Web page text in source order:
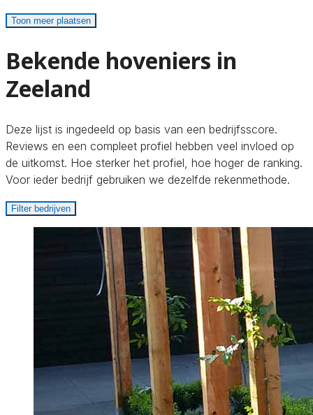
Toon meer plaatsen
Bekende hoveniers in
Zeeland
Deze lijst is ingedeeld op basis van een bedrijfsscore.
Reviews en een compleet profiel hebben veel invloed op
de uitkomst. Hoe sterker het profiel, hoe hoger de ranking.
Voor ieder bedrijf gebruiken we dezelfde rekenmethode.
Filter bedrijven